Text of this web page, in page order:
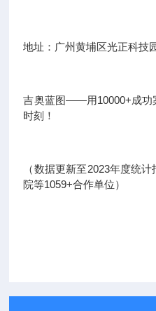
地址：广州黄埔区光正科技
吉奥蓝图——用10000+成功
时刻！
（数据更新至2023年度统
院等1059+合作单位）